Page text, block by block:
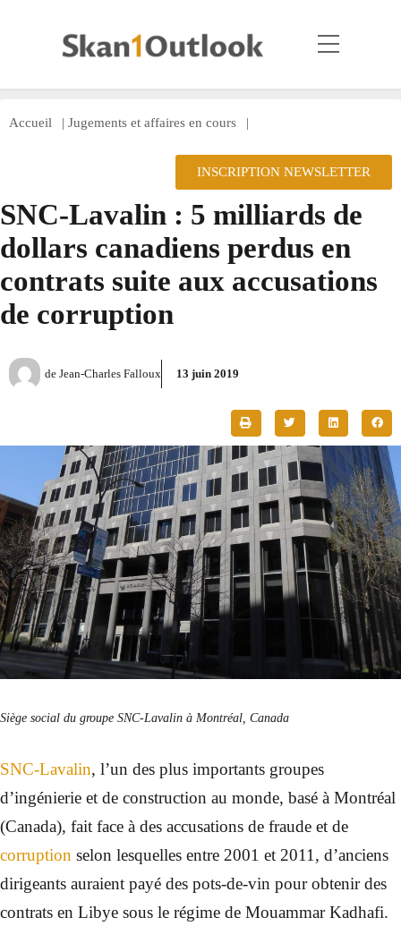
Accueil | Jugements et affaires en cours |
INSCRIPTION NEWSLETTER
SNC-Lavalin : 5 milliards de
dollars canadiens perdus en
contrats suite aux accusations
de corruption
de Jean-Charles Falloux 13 juin 2019
Siège social du groupe SNC-Lavalin à Montréal, Canada
SNC-Lavalin, l’un des plus importants groupes
d’ingénierie et de construction au monde, basé à Montréal
(Canada), fait face à des accusations de fraude et de
corruption selon lesquelles entre 2001 et 2011, d’anciens
dirigeants auraient payé des pots-de-vin pour obtenir des
contrats en Libye sous le régime de Mouammar Kadhafi.